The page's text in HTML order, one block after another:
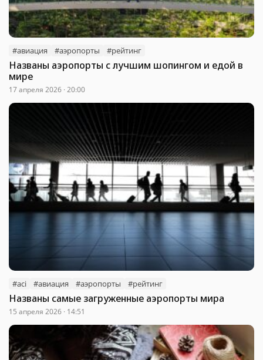
#авиация #аэропорты #рейтинг
Названы аэропорты с лучшим шопингом и едой в
мире
17 апреля 2026 · 20:00
#aci #авиация #аэропорты #рейтинг
Названы самые загруженные аэропорты мира
15 апреля 2026 · 14:51